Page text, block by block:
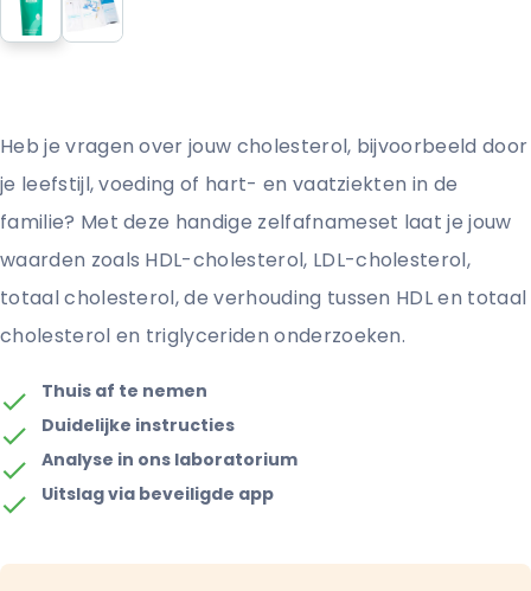
Heb je vragen over jouw cholesterol, bijvoorbeeld door
je leefstijl, voeding of hart- en vaatziekten in de
familie? Met deze handige zelfafnameset laat je jouw
waarden zoals HDL-cholesterol, LDL-cholesterol,
totaal cholesterol, de verhouding tussen HDL en totaal
cholesterol en triglyceriden onderzoeken.
Thuis af te nemen
Duidelijke instructies
Analyse in ons laboratorium
Uitslag via beveiligde app